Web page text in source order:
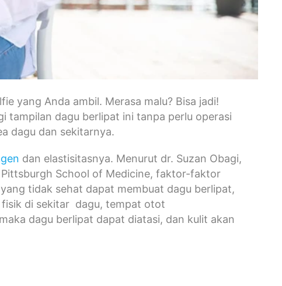
yang Anda ambil. Merasa malu? Bisa jadi!
tampilan dagu berlipat ini tanpa perlu operasi
dagu dan sekitarnya.
dan elastisitasnya. Menurut dr. Suzan Obagi,
School of Medicine, faktor-faktor
tidak sehat dapat membuat dagu berlipat,
fisik di sekitar dagu, tempat otot
dagu berlipat dapat diatasi, dan kulit akan